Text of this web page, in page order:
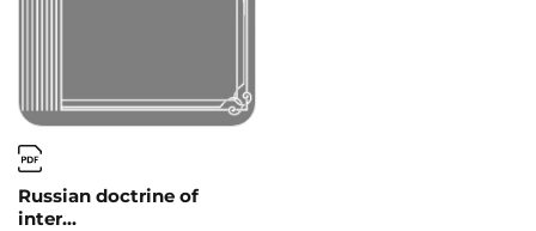
Russian doctrine of
inter...